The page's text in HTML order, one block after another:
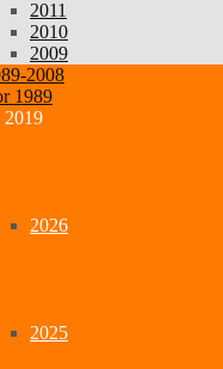
2019
2026
2025
2011
2010
2009
2008
1989